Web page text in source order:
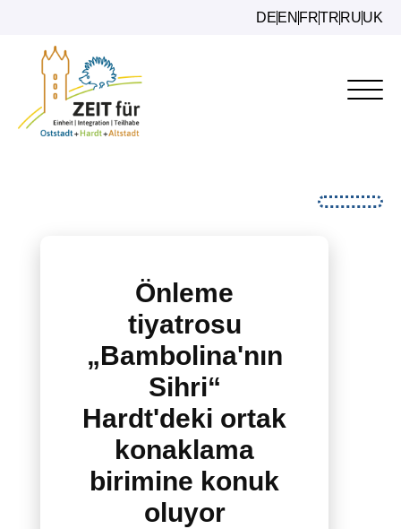
DEENFRTRRUUK
Önleme
tiyatrosu
„Bambolina'nın
Sihri“
Hardt'deki ortak
konaklama
birimine konuk
oluyor